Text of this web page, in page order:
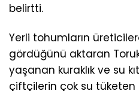
belirtti.
Yerli tohumların
gördüğünü aktaran
yaşanan kuraklık ve su
çiftçilerin çok su